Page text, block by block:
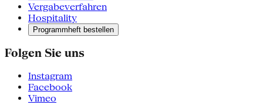
Vergabeverfahren
Hospitality
Programmheft bestellen
Folgen Sie uns
Instagram
Facebook
Vimeo